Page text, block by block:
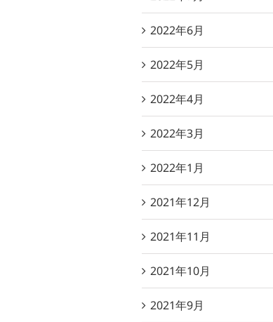
2022年6月
2022年5月
2022年4月
2022年3月
2022年1月
2021年12月
2021年11月
2021年10月
2021年9月